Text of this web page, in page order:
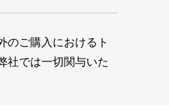
のご購入におけるト
社では一切関与いた